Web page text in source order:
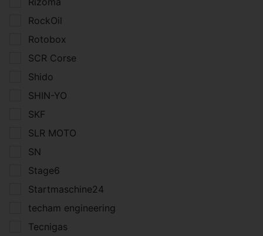
RockOil
Rotobox
SCR Corse
Shido
SHIN-YO
SKF
SLR MOTO
SN
Stage6
Startmaschine24
techam engineering
Tecnigas